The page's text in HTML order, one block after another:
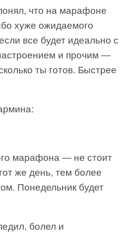
что на марафоне
хуже ожидаемого
все будет идеально с
и прочим —
ты готов. Быстрее
марафона — не стоит
же день, тем более
Понедельник будет
болел и